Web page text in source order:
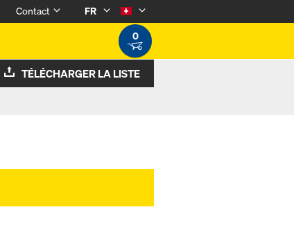
Contact
FR
0
TÉLÉCHARGER LA LISTE